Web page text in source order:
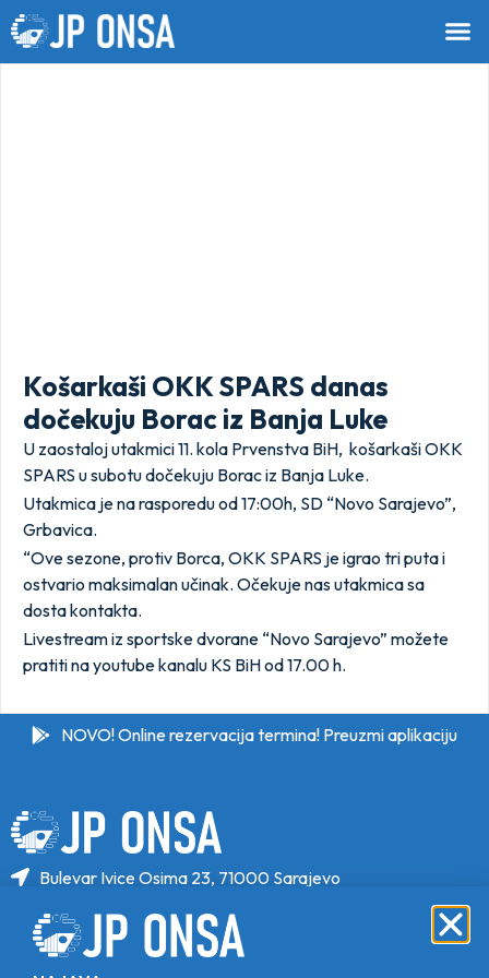
Košarkaši OKK SPARS danas
dočekuju Borac iz Banja Luke
U zaostaloj utakmici 11. kola Prvenstva BiH, košarkaši OKK
SPARS u subotu dočekuju Borac iz Banja Luke.
Utakmica je na rasporedu od 17:00h, SD “Novo Sarajevo”,
Grbavica.
“Ove sezone, protiv Borca, OKK SPARS je igrao tri puta i
ostvario maksimalan učinak. Očekuje nas utakmica sa
dosta kontakta.
Livestream iz sportske dvorane “Novo Sarajevo” možete
pratiti na youtube kanalu KS BiH od 17.00 h.
NOVO! Online rezervacija termina! Preuzmi aplikaciju
Bulevar Ivice Osima 23, 71000 Sarajevo
+387 33 646 471
info@jponsa.ba